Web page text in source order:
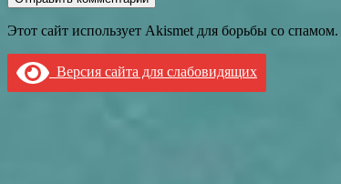
Этот сайт использует Akismet для борьбы со спамом.
Версия сайта для слабовидящих